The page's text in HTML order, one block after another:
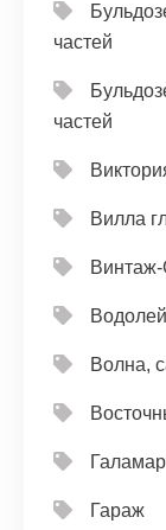
частей
частей
Вилла
Волна,
Гараж